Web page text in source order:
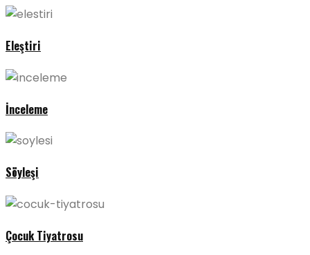
Eleştiri
İnceleme
Söyleşi
Çocuk Tiyatrosu